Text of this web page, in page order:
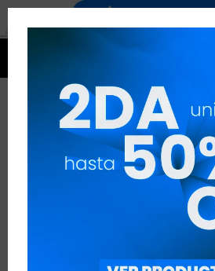
BETA-ALANINA
BETA-ALANINA